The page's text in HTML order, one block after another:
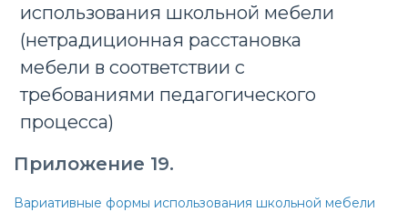
использования школьной мебели
(нетрадиционная расстановка
мебели в соответствии с
требованиями педагогического
процесса)
Приложение 19.
Вариативные формы использования школьной мебели